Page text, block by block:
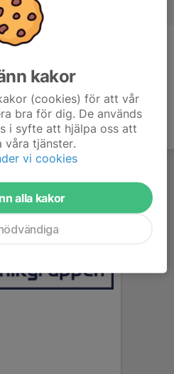
kakor
(cookies) för att vår
bra för dig. De används
i syfte att hjälpa oss att
våra tjänster.
vi cookies
alla kakor